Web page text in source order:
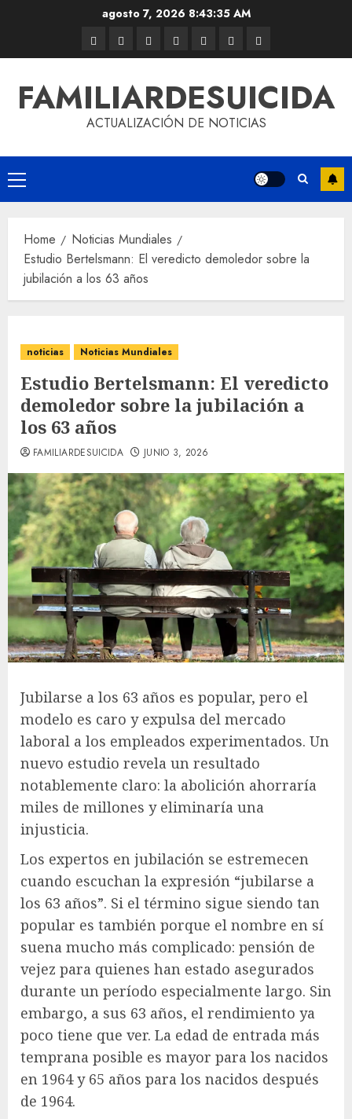
agosto 7, 2026 8:43:36 AM
FAMILIARDESUICIDA
ACTUALIZACIÓN DE NOTICIAS
Home
Noticias Mundiales
Estudio Bertelsmann: El veredicto demoledor sobre la
jubilación a los 63 años
noticias Noticias Mundiales
Estudio Bertelsmann: El veredicto
demoledor sobre la jubilación a
los 63 años
FAMILIARDESUICIDA JUNIO 3, 2026
Jubilarse a los 63 años es popular, pero el
modelo es caro y expulsa del mercado
laboral a los empleados experimentados. Un
nuevo estudio revela un resultado
notablemente claro: la abolición ahorraría
miles de millones y eliminaría una
injusticia.
Los expertos en jubilación se estremecen
cuando escuchan la expresión “jubilarse a
los 63 años”. Si el término sigue siendo tan
popular es también porque el nombre en sí
suena mucho más complicado: pensión de
vejez para quienes han estado asegurados
durante un período especialmente largo. Sin
embargo, a sus 63 años, el rendimiento ya
poco tiene que ver. La edad de entrada más
temprana posible es mayor para los nacidos
en 1964 y 65 años para los nacidos después
de 1964.